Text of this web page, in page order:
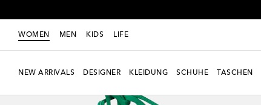
WOMEN MEN KIDS LIFE
NEW ARRIVALS DESIGNER KLEIDUNG SCHUHE TASCHEN